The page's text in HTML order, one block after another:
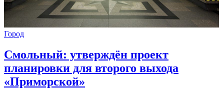
Город
Смольный: утверждён проект
планировки для второго выхода
«Приморской»